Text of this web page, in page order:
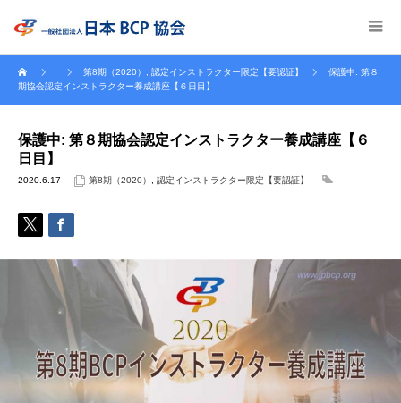
第8期（2020） 認定インストラクター限定【要認証】
保護中: 第８
期協会認定インストラクター養成講座【６日目】
保護中: 第８期協会認定インストラクター養成講座【６
日目】
2020.6.17 第8期（2020） 認定インストラクター限定【要認証】